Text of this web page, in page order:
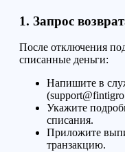
1. Запрос
После отключения
списанные деньги:
Напишите в
Укажите
списания.
Приложите
транзакцию.